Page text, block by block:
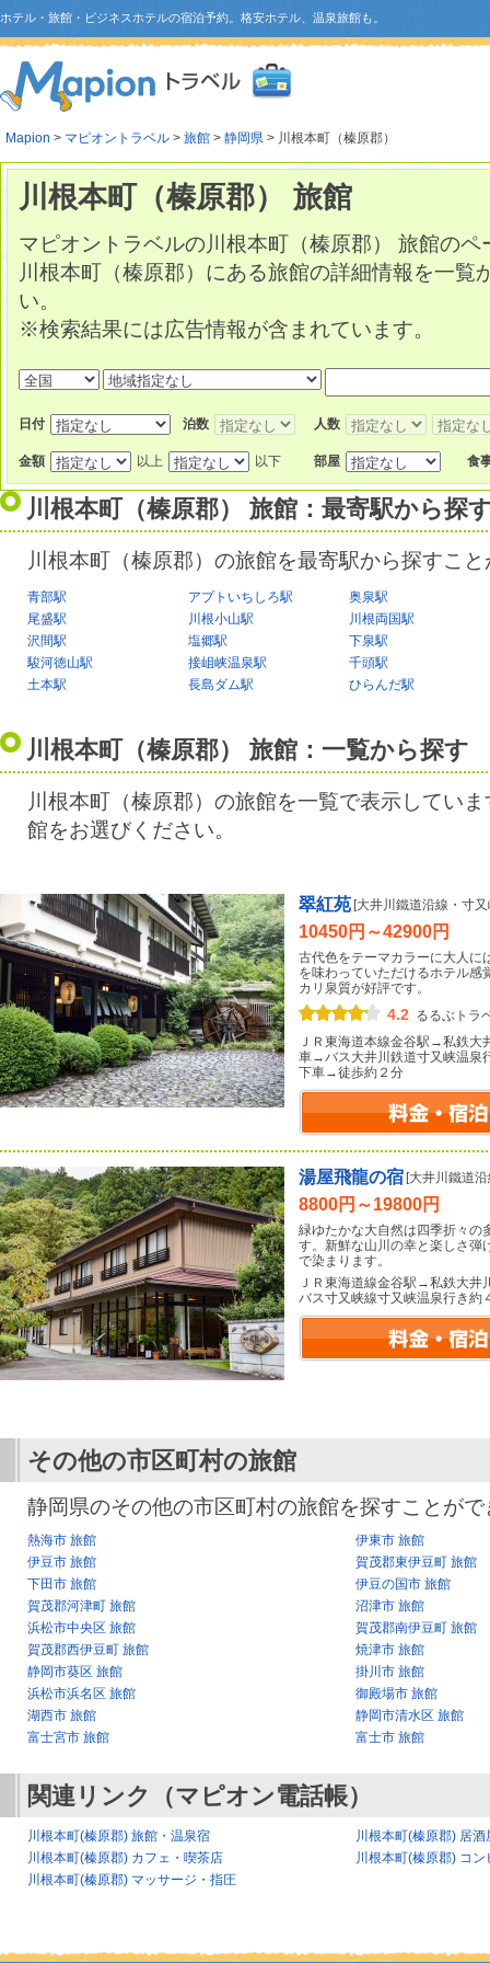
ホテル・旅館・ビジネスホテルの宿泊予約。格安ホテル、温泉旅館も。
Mapion > マピオントラベル > 旅館 > 静岡県 > 川根本町（榛原郡）
川根本町（榛原郡） 旅館
マピオントラベルの川根本町（榛原郡） 旅館のペ
川根本町（榛原郡）にある旅館の詳細情報を一覧
い。
※検索結果には広告情報が含まれています。
日付 泊数 人数
金額 以上 以下 部屋 食
川根本町（榛原郡） 旅館：最寄駅から探
川根本町（榛原郡）の旅館を最寄駅から探すこ
青部駅 アプトいちしろ駅
奥泉駅
尾盛駅
川根小山駅
川根両国駅
沢間駅
塩郷駅
下泉駅
駿河徳山駅
接岨峡温泉駅
千頭駅
土本駅
長島ダム駅 ひらんだ駅
川根本町（榛原郡） 旅館：一覧から探す
川根本町（榛原郡）の旅館を一覧で表示してい
館をお選びください。
翠紅苑 [大井川鐵道沿線・寸
10450円～42900円
古代色をテーマカラーに大人に
を味わっていただけるホテル感
カリ泉質が好評です。
4.2 るるぶトラ
ＪＲ東海道本線金谷駅→私鉄大
車→バス大井川鉄道寸又峡温泉
下車→徒歩約２分
湯屋飛龍の宿 [大井川鐵道
8800円～19800円
緑ゆたかな大自然は四季折々の
す。新鮮な山川の幸と楽しさ弾
で染まります。
ＪＲ東海道線金谷駅→私鉄大
バス寸又峡線寸又峡温泉行き
その他の市区町村の旅館
静岡県のその他の市区町村の旅館を探すことが
熱海市 旅館
伊東市 旅館
伊豆市 旅館
賀茂郡東伊豆町 旅館
下田市 旅館
伊豆の国市 旅館
賀茂郡河津町 旅館
沼津市 旅館
浜松市中央区 旅館
賀茂郡南伊豆町 旅館
賀茂郡西伊豆町 旅館
焼津市 旅館
静岡市葵区 旅館
掛川市 旅館
浜松市浜名区 旅館
御殿場市 旅館
湖西市 旅館
静岡市清水区 旅館
富士宮市 旅館
富士市 旅館
関連リンク（マピオン電話帳）
川根本町(榛原郡) 旅館・温泉宿
川根本町(榛原郡) 居
川根本町(榛原郡) カフェ・喫茶店
川根本町(榛原郡) コン
川根本町(榛原郡) マッサージ・指圧